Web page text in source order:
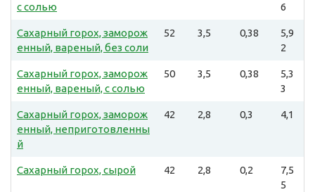
с солью
6
Сахарный горох, заморож
енный, вареный, без соли
52 3,5 0,38
5,9
2
Сахарный горох, заморож
енный, вареный, с солью
50 3,5 0,38
5,3
3
Сахарный горох, заморож
енный, неприготовленны
й
42 2,8 0,3 4,1
Сахарный горох, сырой 42 2,8 0,2
7,5
5